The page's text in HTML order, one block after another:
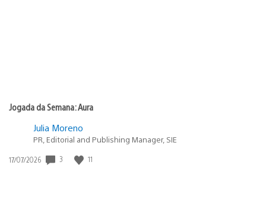
Jogada da Semana: Aura
Julia Moreno
PR, Editorial and Publishing Manager, SIE
Data
17/07/2026 3 11